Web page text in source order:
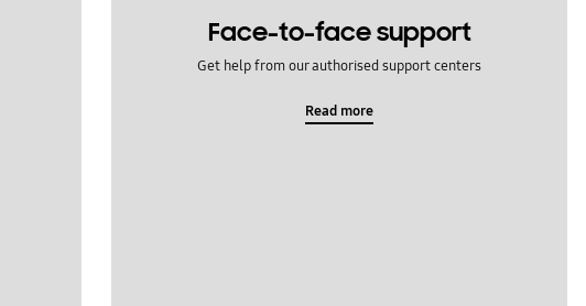
Face-to-face support
Get help from our authorised support centers
Read more